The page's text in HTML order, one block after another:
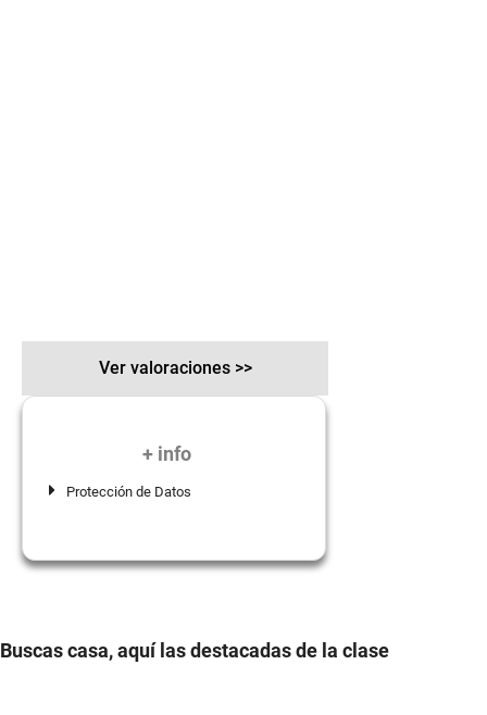
Ver valoraciones >>
+ info
Protección de Datos
Buscas casa, aquí las destacadas de la clase